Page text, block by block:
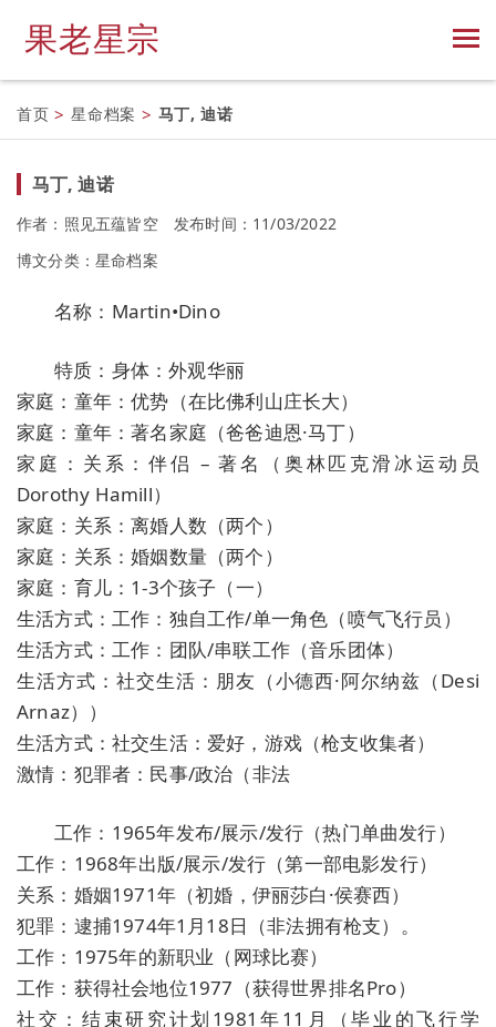
果老星宗
首页 > 星命档案 > 马丁, 迪诺
马丁, 迪诺
作者：照见五蕴皆空
发布时间：11/03/2022
博文分类： 星命档案
名称：Martin•Dino
特质：身体：外观华丽
家庭：童年：优势（在比佛利山庄长大）
家庭：童年：著名家庭（爸爸迪恩·马丁）
家庭：关系：伴侣 – 著名（奥林匹克滑冰运动员
Dorothy Hamill）
家庭：关系：离婚人数（两个）
家庭：关系：婚姻数量（两个）
家庭：育儿：1-3个孩子（一）
生活方式：工作：独自工作/单一角色（喷气飞行员）
生活方式：工作：团队/串联工作（音乐团体）
生活方式：社交生活：朋友（小德西·阿尔纳兹（Desi
Arnaz））
生活方式：社交生活：爱好，游戏（枪支收集者）
激情：犯罪者：民事/政治（非法
工作：1965年发布/展示/发行（热门单曲发行）
工作：1968年出版/展示/发行（第一部电影发行）
关系：婚姻1971年（初婚，伊丽莎白·侯赛西）
犯罪：逮捕1974年1月18日（非法拥有枪支）。
工作：1975年的新职业（网球比赛）
工作：获得社会地位1977（获得世界排名Pro）
社交：结束研究计划1981年11月（毕业的飞行学